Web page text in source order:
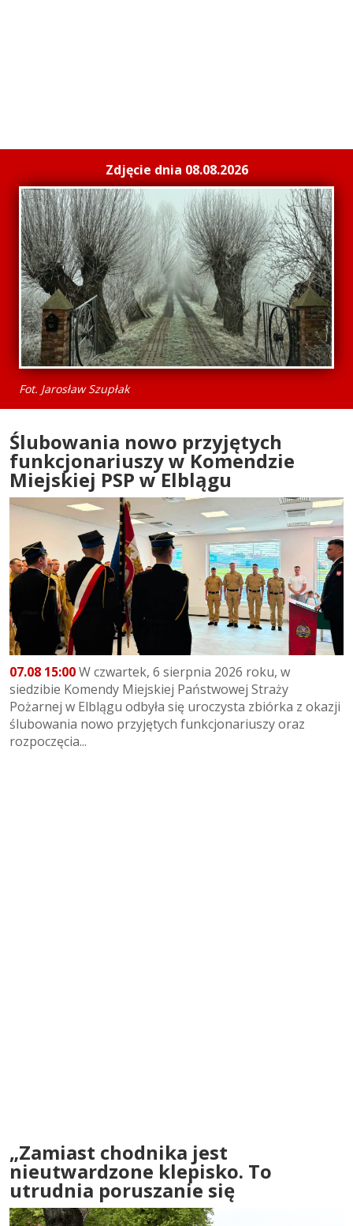
Zdjęcie dnia 08.08.2026
Fot. Jarosław Szupłak
Ślubowania nowo przyjętych
funkcjonariuszy w Komendzie
Miejskiej PSP w Elblągu
07.08 15:00W czwartek, 6 sierpnia 2026 roku, w
siedzibie Komendy Miejskiej Państwowej Straży
Pożarnej w Elblągu odbyła się uroczysta zbiórka z okazji
ślubowania nowo przyjętych funkcjonariuszy oraz
rozpoczęcia...
„Zamiast chodnika jest
nieutwardzone klepisko. To
utrudnia poruszanie się